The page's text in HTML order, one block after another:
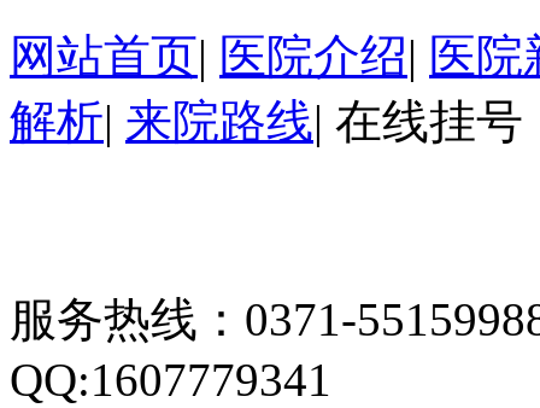
网站首页| 医院介绍| 医院
解析| 来院路线| 在线挂号
服务热线：0371-
QQ:1607779341